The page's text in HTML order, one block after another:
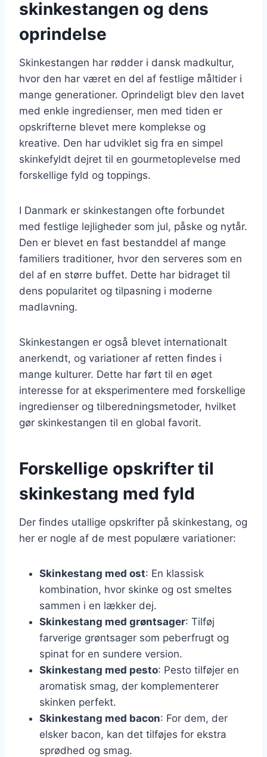
skinkestangen og dens
oprindelse
Skinkestangen har rødder i dansk madkultur,
hvor den har været en del af festlige måltider i
mange generationer. Oprindeligt blev den lavet
med enkle ingredienser, men med tiden er
opskrifterne blevet mere komplekse og
kreative. Den har udviklet sig fra en simpel
skinkefyldt dejret til en gourmetoplevelse med
forskellige fyld og toppings.
I Danmark er skinkestangen ofte forbundet
med festlige lejligheder som jul, påske og nytår.
Den er blevet en fast bestanddel af mange
familiers traditioner, hvor den serveres som en
del af en større buffet. Dette har bidraget til
dens popularitet og tilpasning i moderne
madlavning.
Skinkestangen er også blevet internationalt
anerkendt, og variationer af retten findes i
mange kulturer. Dette har ført til en øget
interesse for at eksperimentere med forskellige
ingredienser og tilberedningsmetoder, hvilket
gør skinkestangen til en global favorit.
Forskellige opskrifter til
skinkestang med fyld
Der findes utallige opskrifter på skinkestang, og
her er nogle af de mest populære variationer:
Skinkestang med ost: En klassisk
kombination, hvor skinke og ost smeltes
sammen i en lækker dej.
Skinkestang med grøntsager: Tilføj
farverige grøntsager som peberfrugt og
spinat for en sundere version.
Skinkestang med pesto: Pesto tilføjer en
aromatisk smag, der komplementerer
skinken perfekt.
Skinkestang med bacon: For dem, der
elsker bacon, kan det tilføjes for ekstra
sprødhed og smag.